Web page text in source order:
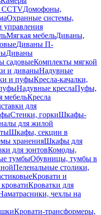
CCTVДомофоны,
Охранные системы,
управления
Мягкая мебельДиваны,
Диваны П-
Диваны
садовыеКомплекты мягкой
и диваныНадувные
и пуфыКресла-качалки,
Надувные креслаПуфы,
мебельКресла
для
Стенки, горкиШкафы-
для жилой
Шкафы, секции в
храненияШкафы для
для зонтовКомоды,
тумбыОбувницы, тумбы в
Пеленальные столики,
Кровати и
Кроватки для
чехлы на
Кровати-трансформеры,